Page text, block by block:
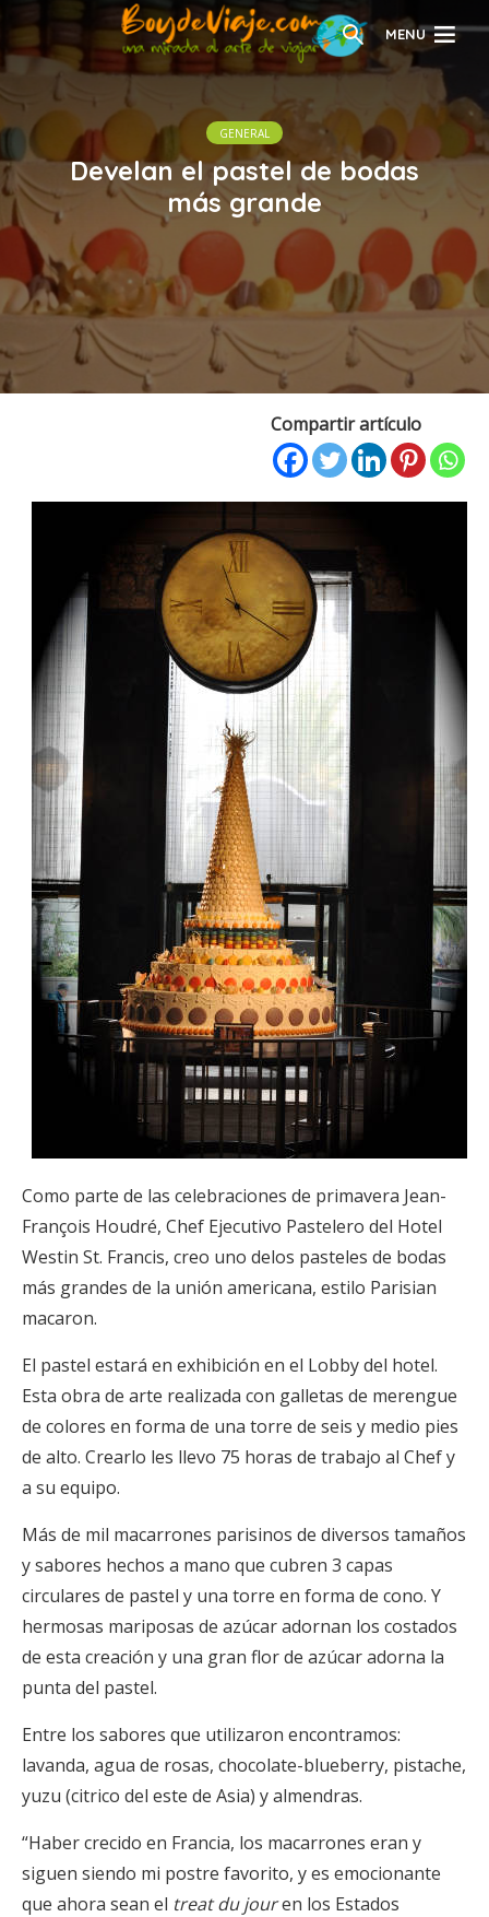
MENU
GENERAL
Develan el pastel de bodas
más grande
Compartir artículo
Como parte de las celebraciones de primavera Jean-
François Houdré, Chef Ejecutivo Pastelero del Hotel
Westin St. Francis, creo uno delos pasteles de bodas
más grandes de la unión americana, estilo Parisian
macaron.
El pastel estará en exhibición en el Lobby del hotel.
Esta obra de arte realizada con galletas de merengue
de colores en forma de una torre de seis y medio pies
de alto. Crearlo les llevo 75 horas de trabajo al Chef y
a su equipo.
Más de mil macarrones parisinos de diversos tamaños
y sabores hechos a mano que cubren 3 capas
circulares de pastel y una torre en forma de cono. Y
hermosas mariposas de azúcar adornan los costados
de esta creación y una gran flor de azúcar adorna la
punta del pastel.
Entre los sabores que utilizaron encontramos:
lavanda, agua de rosas, chocolate-blueberry, pistache,
yuzu (citrico del este de Asia) y almendras.
“Haber crecido en Francia, los macarrones eran y
siguen siendo mi postre favorito, y es emocionante
que ahora sean el treat du jouren los Estados